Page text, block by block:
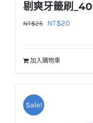
剔爽牙籤刷
NT$25
原
格：
NT$20
加入購物車
Sale!